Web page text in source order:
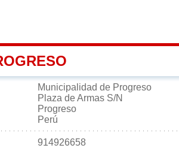
Municipalidad de Progreso
Plaza de Armas S/N
Progreso
Perú
914926658